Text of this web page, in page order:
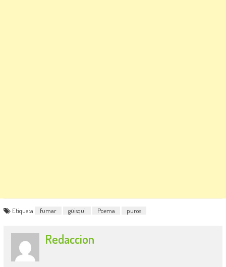
Etiqueta fumar güisqui Poema puros
Redaccion